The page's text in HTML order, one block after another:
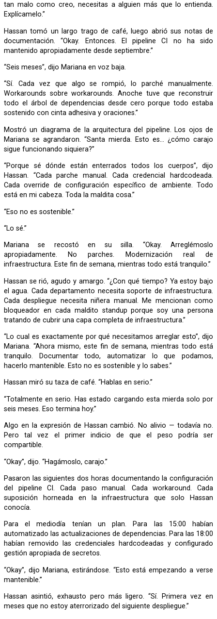
tan malo como creo, necesitas a alguien más que lo entienda.
Explícamelo.”
Hassan tomó un largo trago de café, luego abrió sus notas de
documentación. “Okay. Entonces. El pipeline CI no ha sido
mantenido apropiadamente desde septiembre.”
“Seis meses”, dijo Mariana en voz baja.
“Sí. Cada vez que algo se rompió, lo parché manualmente.
Workarounds sobre workarounds. Anoche tuve que reconstruir
todo el árbol de dependencias desde cero porque todo estaba
sostenido con cinta adhesiva y oraciones.”
Mostró un diagrama de la arquitectura del pipeline. Los ojos de
Mariana se agrandaron. “Santa mierda. Esto es… ¿cómo carajo
sigue funcionando siquiera?”
“Porque sé dónde están enterrados todos los cuerpos”, dijo
Hassan. “Cada parche manual. Cada credencial hardcodeada.
Cada override de configuración específico de ambiente. Todo
está en mi cabeza. Toda la maldita cosa.”
“Eso no es sostenible.”
“Lo sé.”
Mariana se recostó en su silla. “Okay. Arreglémoslo
apropiadamente. No parches. Modernización real de
infraestructura. Este fin de semana, mientras todo está tranquilo.”
Hassan se rió, agudo y amargo. “¿Con qué tiempo? Ya estoy bajo
el agua. Cada departamento necesita soporte de infraestructura.
Cada despliegue necesita niñera manual. Me mencionan como
bloqueador en cada maldito standup porque soy una persona
tratando de cubrir una capa completa de infraestructura.”
“Lo cual es exactamente por qué necesitamos arreglar esto”, dijo
Mariana. “Ahora mismo, este fin de semana, mientras todo está
tranquilo. Documentar todo, automatizar lo que podamos,
hacerlo mantenible. Esto no es sostenible y lo sabes.”
Hassan miró su taza de café. “Hablas en serio.”
“Totalmente en serio. Has estado cargando esta mierda solo por
seis meses. Eso termina hoy.”
Algo en la expresión de Hassan cambió. No alivio — todavía no.
Pero tal vez el primer indicio de que el peso podría ser
compartible.
“Okay”, dijo. “Hagámoslo, carajo.”
Pasaron las siguientes dos horas documentando la configuración
del pipeline CI. Cada paso manual. Cada workaround. Cada
suposición horneada en la infraestructura que solo Hassan
conocía.
Para el mediodía tenían un plan. Para las 15:00 habían
automatizado las actualizaciones de dependencias. Para las 18:00
habían removido las credenciales hardcodeadas y configurado
gestión apropiada de secretos.
“Okay”, dijo Mariana, estirándose. “Esto está empezando a verse
mantenible.”
Hassan asintió, exhausto pero más ligero. “Sí. Primera vez en
meses que no estoy aterrorizado del siguiente despliegue.”